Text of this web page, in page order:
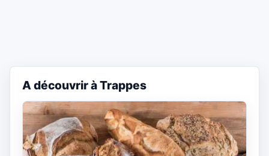
A découvrir à Trappes